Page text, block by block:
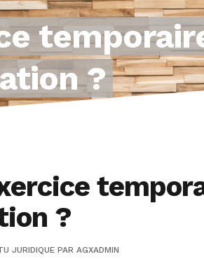
?
?
JURIDIQUE PAR AGXADMIN